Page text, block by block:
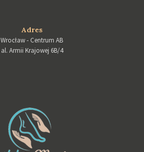
Adres
Wrocław - Centrum AB
al. Armii Krajowej 6B/4